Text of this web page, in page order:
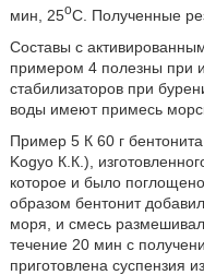
мин, 25oC. Полученные
Составы с
примером 4 полезны при
стабилизаторов при
воды имеют примесь
Пример 5 К 60 г
Kogyo К.К.),
которое и было
образом бентонит
моря, и смесь
течение 20 мин с
приготовлена суспензия